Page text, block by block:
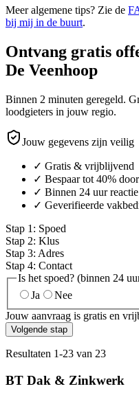
Meer algemene tips? Zie de
bij mij in de buurt.
Ontvang gratis
De Veenhoop
Binnen 2 minuten geregeld.
loodgieters in jouw regio.
Jouw gegevens zijn veilig
✓ Gratis & vrijblijvend
✓ Bespaar tot 40%
✓ Binnen 24 uur reactie
✓ Geverifieerde
Stap 1 : Spoed
Stap 2: Klus
Stap 3: Adres
Stap 4: Contact
Is het spoed? (binnen 24
Ja
Nee
Jouw aanvraag is gratis en
Volgende stap
Resultaten 1-23 van 23
BT Dak & Zinkwerk